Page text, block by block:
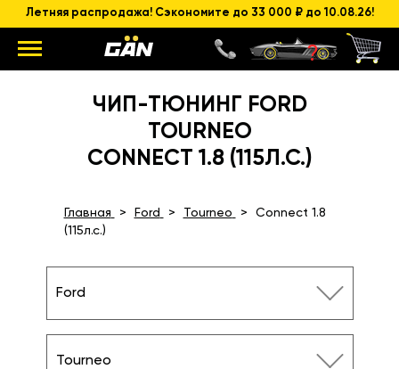
Летняя распродажа! Сэкономите до 33 000 ₽ до 10.08.26!
ЧИП-ТЮНИНГ FORD
TOURNEO
CONNECT 1.8 (115Л.С.)
Главная Ford Tourneo
Connect 1.8
(115л.с.)
Ford
Tourneo